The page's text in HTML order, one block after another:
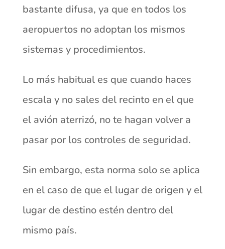
bastante difusa, ya que en todos los
aeropuertos no adoptan los mismos
sistemas y procedimientos.
Lo más habitual es que cuando haces
escala y no sales del recinto en el que
el avión aterrizó, no te hagan volver a
pasar por los controles de seguridad.
Sin embargo, esta norma solo se aplica
en el caso de que el lugar de origen y el
lugar de destino estén dentro del
mismo país.